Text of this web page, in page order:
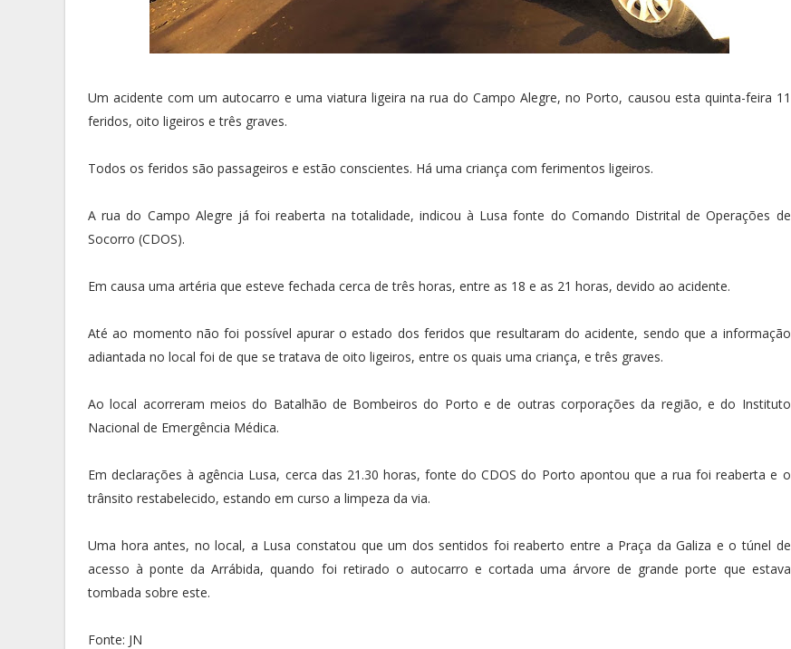
Um acidente com um autocarro e uma viatura ligeira na rua do Campo Alegre, no Porto, causou esta quinta-feira 11
feridos, oito ligeiros e três graves.
Todos os feridos são passageiros e estão conscientes. Há uma criança com ferimentos ligeiros.
A rua do Campo Alegre já foi reaberta na totalidade, indicou à Lusa fonte do Comando Distrital de Operações de
Socorro (CDOS).
Em causa uma artéria que esteve fechada cerca de três horas, entre as 18 e as 21 horas, devido ao acidente.
Até ao momento não foi possível apurar o estado dos feridos que resultaram do acidente, sendo que a informação
adiantada no local foi de que se tratava de oito ligeiros, entre os quais uma criança, e três graves.
Ao local acorreram meios do Batalhão de Bombeiros do Porto e de outras corporações da região, e do Instituto
Nacional de Emergência Médica.
Em declarações à agência Lusa, cerca das 21.30 horas, fonte do CDOS do Porto apontou que a rua foi reaberta e o
trânsito restabelecido, estando em curso a limpeza da via.
Uma hora antes, no local, a Lusa constatou que um dos sentidos foi reaberto entre a Praça da Galiza e o túnel de
acesso à ponte da Arrábida, quando foi retirado o autocarro e cortada uma árvore de grande porte que estava
tombada sobre este.
Fonte: JN